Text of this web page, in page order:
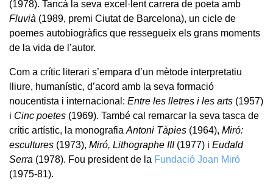
(1978). Tancà la seva excel·lent carrera de poeta amb
Fluvià (1989, premi Ciutat de Barcelona), un cicle de
poemes autobiogràfics que ressegueix els grans moments
de la vida de l’autor.
Com a crític literari s’empara d’un mètode interpretatiu
lliure, humanístic, d’acord amb la seva formació
noucentista i internacional: Entre les lletres i les arts (1957)
i Cinc poetes (1969). També cal remarcar la seva tasca de
crític artístic, la monografia Antoni Tàpies (1964), Miró:
escultures (1973), Miró, Lithographe III(1977) i Eudald
Serra (1978). Fou president de la Fundació Joan Miró
(1975-81).